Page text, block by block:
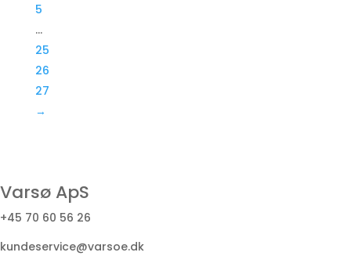
5
…
25
26
27
→
Varsø ApS
+45 70 60 56 26
kundeservice@varsoe.dk